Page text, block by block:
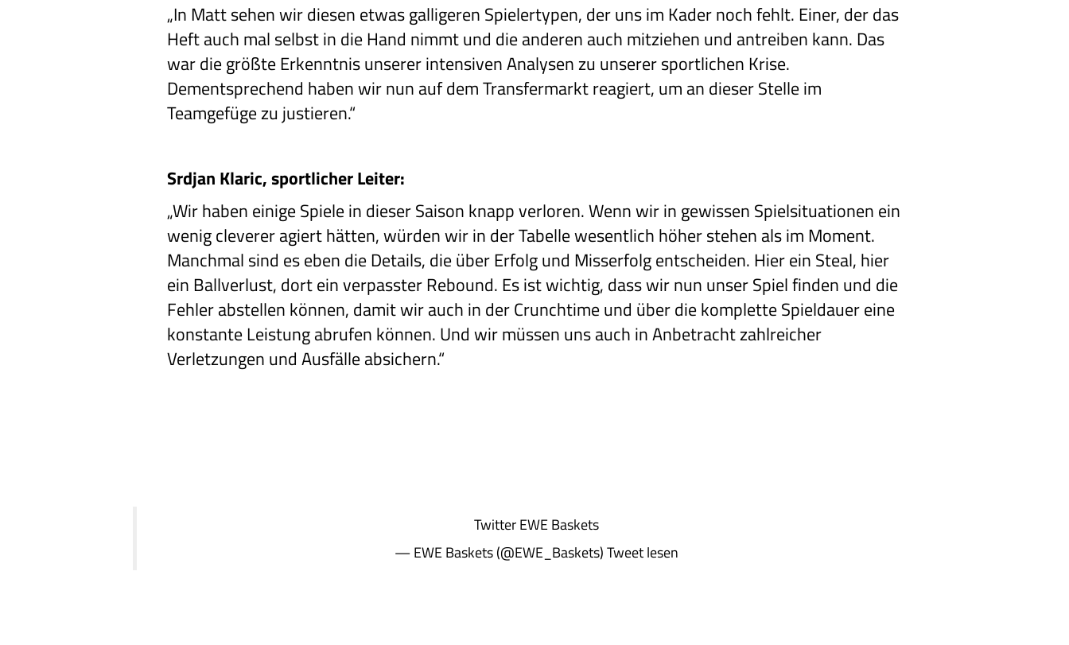
„In Matt sehen wir diesen etwas galligeren Spielertypen, der uns im Kader noch fehlt. Einer, der das
Heft auch mal selbst in die Hand nimmt und die anderen auch mitziehen und antreiben kann. Das
war die größte Erkenntnis unserer intensiven Analysen zu unserer sportlichen Krise.
Dementsprechend haben wir nun auf dem Transfermarkt reagiert, um an dieser Stelle im
Teamgefüge zu justieren.“
Srdjan Klaric, sportlicher Leiter:
„Wir haben einige Spiele in dieser Saison knapp verloren. Wenn wir in gewissen Spielsituationen ein
wenig cleverer agiert hätten, würden wir in der Tabelle wesentlich höher stehen als im Moment.
Manchmal sind es eben die Details, die über Erfolg und Misserfolg entscheiden. Hier ein Steal, hier
ein Ballverlust, dort ein verpasster Rebound. Es ist wichtig, dass wir nun unser Spiel finden und die
Fehler abstellen können, damit wir auch in der Crunchtime und über die komplette Spieldauer eine
konstante Leistung abrufen können. Und wir müssen uns auch in Anbetracht zahlreicher
Verletzungen und Ausfälle absichern.“
TwitterEWE Baskets
— EWE Baskets (@EWE_Baskets)Tweet lesen